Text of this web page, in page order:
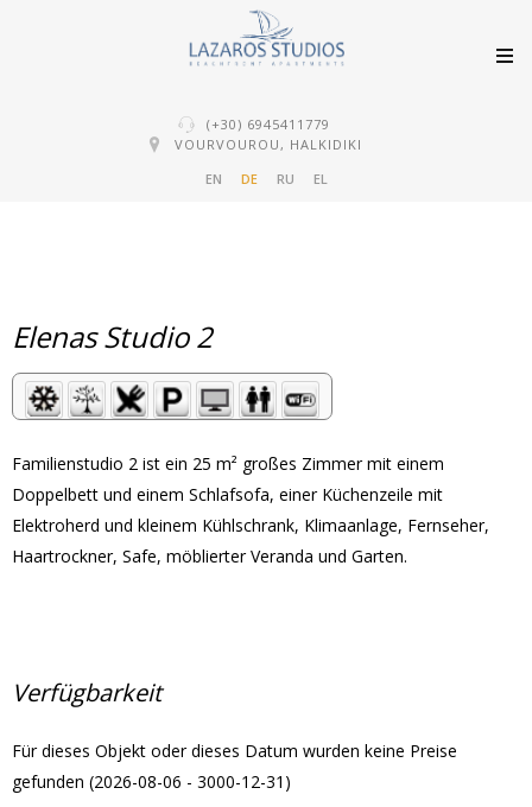
EN DE RU EL
(+30) 6945411779
VOURVOUROU, HALKIDIKI
Elenas Studio 2
Familienstudio 2 ist ein 25 m² großes Zimmer mit einem
Doppelbett und einem Schlafsofa, einer Küchenzeile mit
Elektroherd und kleinem Kühlschrank, Klimaanlage, Fernseher,
Haartrockner, Safe, möblierter Veranda und Garten.
Verfügbarkeit
Für dieses Objekt oder dieses Datum wurden keine Preise
gefunden (2026-08-06 - 3000-12-31)